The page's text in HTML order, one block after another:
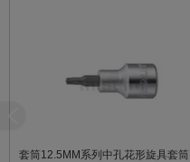
套筒12.5MM系列中孔花形旋具套筒